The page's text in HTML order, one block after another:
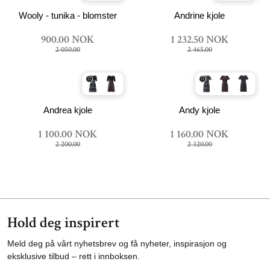
Wooly - tunika - blomster
900.00 NOK
2 050.00
Andrine kjole
1 232.50 NOK
2 465.00
Andrea kjole
1 100.00 NOK
2 200.00
Andy kjole
1 160.00 NOK
2 320.00
Hold deg inspirert
Meld deg på vårt nyhetsbrev og få nyheter, inspirasjon og
eksklusive tilbud – rett i innboksen.